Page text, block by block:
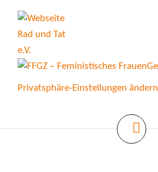
Privatsphäre-Einstellungen ändern